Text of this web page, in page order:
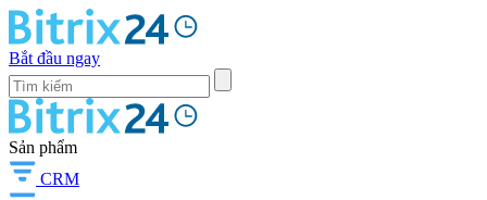
Bắt đầu ngay
Sản phẩm
CRM